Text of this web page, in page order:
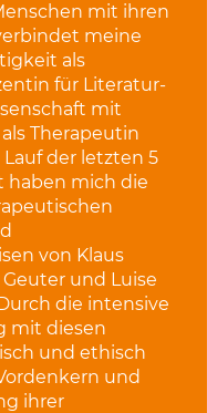
mit ihren
meine
als
für Literatur-
mit
Therapeutin
der letzten 5
haben mich die
von Klaus
und Luise
die intensive
mit diesen
und ethisch
und
ihrer